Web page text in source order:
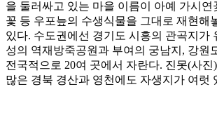
을 둘러싸고 있는 마을 이름이 아예 가시연
꽃 등 우포늪의 수생식물을 그대로 재현해
있다. 수도권에선 경기도 시흥의 관곡지가
성의 역재방죽공원과 부여의 궁남지, 강원
전국적으로 20여 곳에서 자란다. 진못(사진
많은 경북 경산과 영천에도 자생지가 여럿